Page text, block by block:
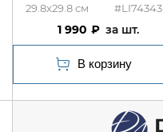
29.8x29.8 #LI74343
1 990 шт.